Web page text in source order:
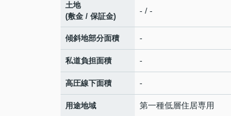
土地
(敷金 / 保証金)
- / -
傾斜地部分面積 -
私道負担面積 -
高圧線下面積 -
用途地域 第一種低層住居専用